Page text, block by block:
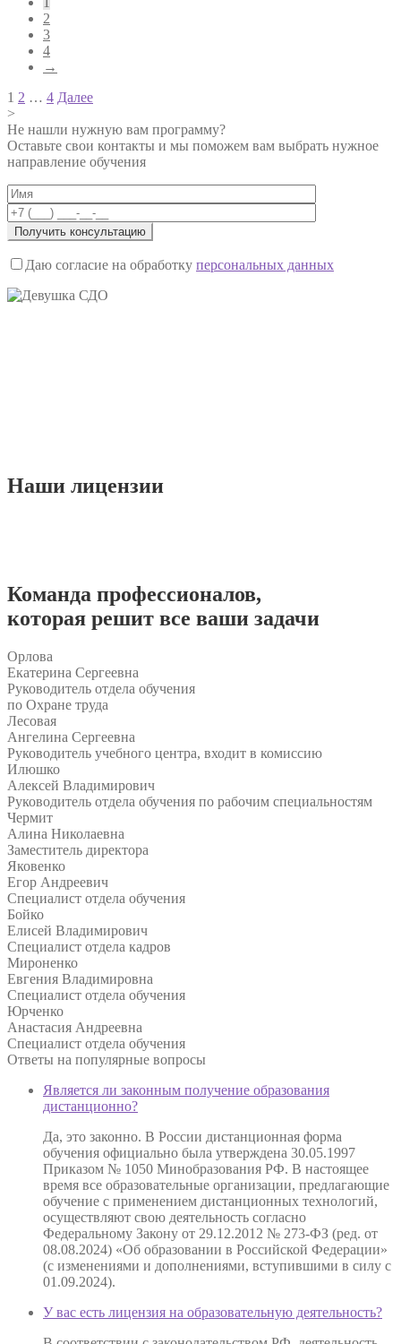
2
3
4
→
Навигация
по
записям
1 2 … 4 Далее
>
Не нашли нужную вам программу?
Оставьте свои контакты и мы поможем вам выбрать нужное
направление обучения
Даю согласие на обработку персональных данных
Наши лицензии
Команда профессионалов,
которая решит все ваши задачи
Орлова
Екатерина Сергеевна
Руководитель отдела обучения
по Охране труда
Лесовая
Ангелина Сергеевна
Руководитель учебного центра, входит в комиссию
Илюшко
Алексей Владимирович
Руководитель отдела обучения по рабочим специальностям
Чермит
Алина Николаевна
Заместитель директора
Яковенко
Егор Андреевич
Специалист отдела обучения
Бойко
Елисей Владимирович
Специалист отдела кадров
Мироненко
Евгения Владимировна
Специалист отдела обучения
Юрченко
Анастасия Андреевна
Специалист отдела обучения
Ответы на популярные вопросы
Является ли законным получение образования
дистанционно?
Да, это законно. В России дистанционная форма
обучения официально была утверждена 30.05.1997
Приказом № 1050 Минобразования РФ. В настоящее
время все образовательные организации, предлагающие
обучение с применением дистанционных технологий,
осуществляют свою деятельность согласно
Федеральному Закону от 29.12.2012 № 273-ФЗ (ред. от
08.08.2024) «Об образовании в Российской Федерации»
(с изменениями и дополнениями, вступившими в силу с
01.09.2024).
У вас есть лицензия на образовательную деятельность?